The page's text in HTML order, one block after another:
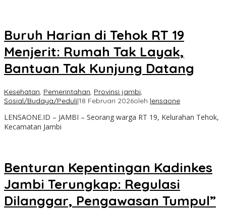
Buruh Harian di Tehok RT 19
Menjerit: Rumah Tak Layak,
Bantuan Tak Kunjung Datang
Kesehatan, Pemerintahan, Provinsi jambi,
Sosial/Budaya/Peduli|18 Februari 2026oleh lensaone
LENSAONE.ID – JAMBI – Seorang warga RT 19, Kelurahan Tehok,
Kecamatan Jambi
Benturan Kepentingan Kadinkes
Jambi Terungkap: Regulasi
Dilanggar, Pengawasan Tumpul”